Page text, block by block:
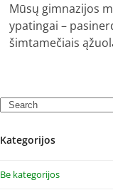
Mūsų gimnazijos
ypatingai –
šimtamečiais
Search
Kategorijos
Be kategorijos